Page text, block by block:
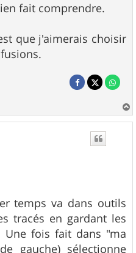
fait comprendre.
que j'aimerais choisir
a
temps va dans outils
tracés en gardant les
Une fois fait dans "ma
gauche) sélectionne